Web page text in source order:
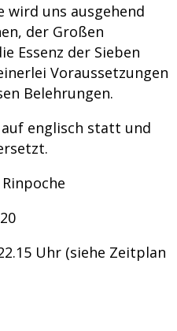
wird uns ausgehend
der Großen
Essenz der Sieben
Voraussetzungen
Belehrungen.
englisch statt und
Uhr (siehe Zeitplan